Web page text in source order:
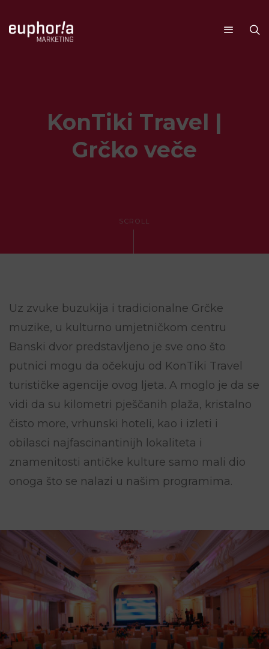
KonTiki Travel |
Grčko veče
SCROLL
Uz zvuke buzukija i tradicionalne Grčke
muzike, u kulturno umjetničkom centru
Banski dvor predstavljeno je sve ono što
putnici mogu da očekuju od KonTiki Travel
turističke agencije ovog ljeta. A moglo je da se
vidi da su kilometri pješčanih plaža, kristalno
čisto more, vrhunski hoteli, kao i izleti i
obilasci najfascinantinijh lokaliteta i
znamenitosti antičke kulture samo mali dio
onoga što se nalazi u našim programima.